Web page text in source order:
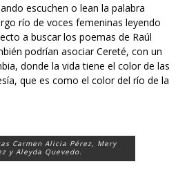
escuchen o lean la palabra
río de voces femeninas leyendo
a buscar los poemas de Raúl
podrían asociar Cereté, con un
donde la vida tiene el color de las
que es como el color del río de la
Carmen Alicia Pérez, Mery
y Aleyda Quevedo.